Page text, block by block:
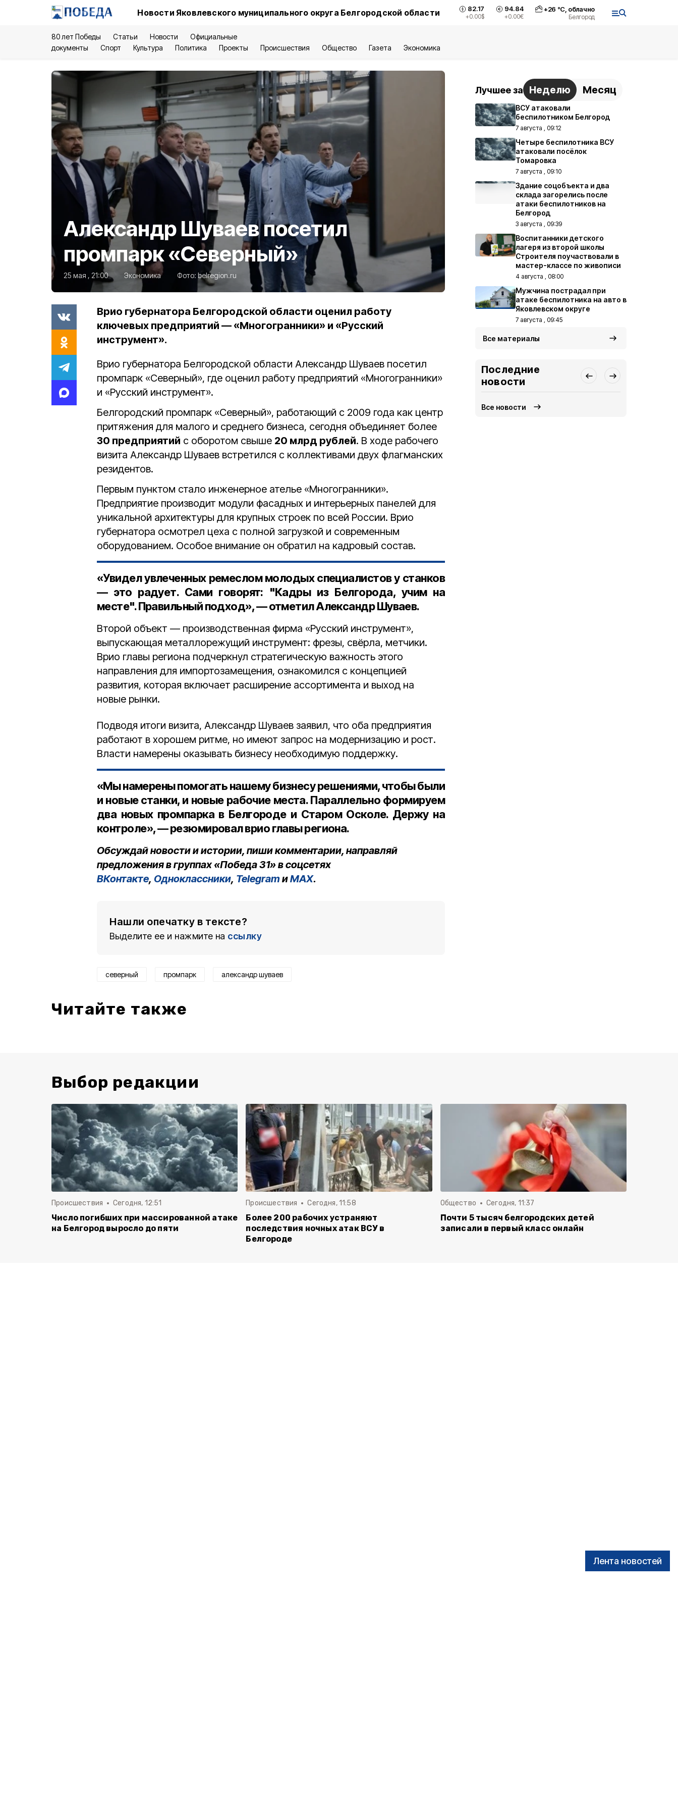
Новости Яковлевского муниципального округа Белгородской области 82.17
+0.00$
94.84
+0.00€
+26 °С, облачно
Белгород
80 лет Победы Статьи Новости
Официальные
документы
Спорт Культура Политика Проекты Происшествия Общество Газета Экономика
Лента новостей
Александр Шуваев посетил
промпарк «Северный»
25 мая , 21:00 Экономика Фото: belregion.ru
Врио губернатора Белгородской области оценил работу
ключевых предприятий — «Многогранники» и «Русский
инструмент».
Врио губернатора Белгородской области Александр Шуваев посетил
промпарк «Северный», где оценил работу предприятий «Многогранники»
и «Русский инструмент».
Белгородский промпарк «Северный», работающий с 2009 года как центр
притяжения для малого и среднего бизнеса, сегодня объединяет более
30 предприятий с оборотом свыше 20 млрд рублей. В ходе рабочего
визита Александр Шуваев встретился с коллективами двух флагманских
резидентов.
Первым пунктом стало инженерное ателье «Многогранники».
Предприятие производит модули фасадных и интерьерных панелей для
уникальной архитектуры для крупных строек по всей России. Врио
губернатора осмотрел цеха с полной загрузкой и современным
оборудованием. Особое внимание он обратил на кадровый состав.
«Увидел увлеченных ремеслом молодых специалистов у станков
— это радует. Сами говорят: "Кадры из Белгорода, учим на
месте". Правильный подход», — отметил Александр Шуваев.
Второй объект — производственная фирма «Русский инструмент»,
выпускающая металлорежущий инструмент: фрезы, свёрла, метчики.
Врио главы региона подчеркнул стратегическую важность этого
направления для импортозамещения, ознакомился с концепцией
развития, которая включает расширение ассортимента и выход на
новые рынки.
Подводя итоги визита, Александр Шуваев заявил, что оба предприятия
работают в хорошем ритме, но имеют запрос на модернизацию и рост.
Власти намерены оказывать бизнесу необходимую поддержку.
«Мы намерены помогать нашему бизнесу решениями, чтобы были
и новые станки, и новые рабочие места. Параллельно формируем
два новых промпарка в Белгороде и Старом Осколе. Держу на
контроле», — резюмировал врио главы региона.
Обсуждай новости и истории, пиши комментарии, направляй
предложения в группах «Победа 31» в соцсетях
ВКонтакте, Одноклассники, Telegram иMAX.
Нашли опечатку в тексте?
Выделите ее и нажмите на ссылку
северный промпарк александр шуваев
Читайте также
Лучшее за Неделю Месяц
ВСУ атаковали
беспилотником Белгород
7 августа , 09:12
Четыре беспилотника ВСУ
атаковали посёлок
Томаровка
7 августа , 09:10
Здание соцобъекта и два
склада загорелись после
атаки беспилотников на
Белгород
3 августа , 09:39
Воспитанники детского
лагеря из второй школы
Строителя поучаствовали в
мастер-классе по живописи
4 августа , 08:00
Мужчина пострадал при
атаке беспилотника на авто в
Яковлевском округе
7 августа , 09:45
Все материалы
Последние
новости
Все новости
Выбор редакции
Происшествия Сегодня, 12:51
Число погибших при массированной атаке
на Белгород выросло до пяти
Происшествия Сегодня, 11:58
Более 200 рабочих устраняют
последствия ночных атак ВСУ в
Белгороде
Общество Сегодня, 11:37
Почти 5 тысяч белгородских детей
записали в первый класс онлайн